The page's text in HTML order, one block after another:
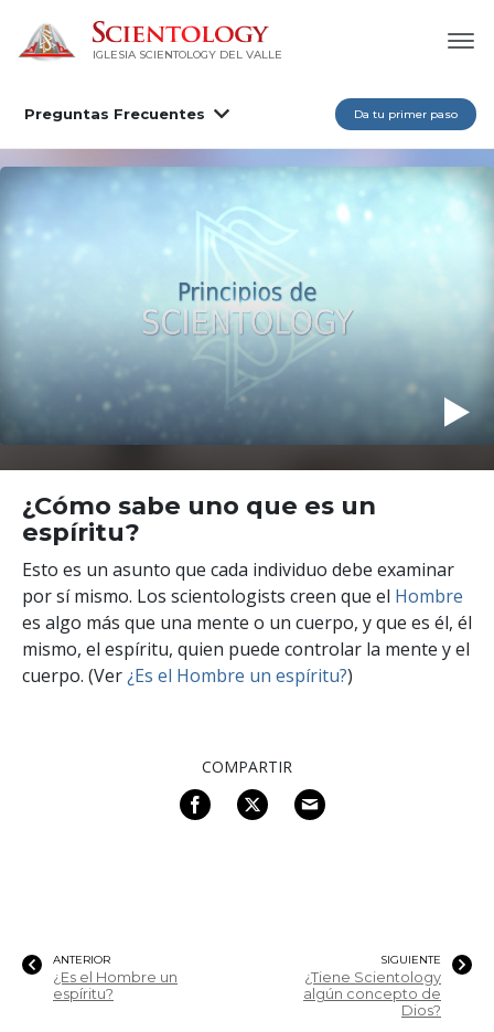
IGLESIA SCIENTOLOGY DEL VALLE
Preguntas Frecuentes Da tu primer paso
¿Cómo sabe uno que es un
espíritu?
Esto es un asunto que cada individuo debe examinar
por sí mismo. Los scientologists creen que el Hombre
es algo más que una mente o un cuerpo, y que es él, él
mismo, el espíritu, quien puede controlar la mente y el
cuerpo. (Ver¿Es el Hombre un espíritu?)
COMPARTIR
ANTERIOR
¿Es el Hombre un
espíritu?
SIGUIENTE
¿Tiene Scientology
algún concepto de
Dios?